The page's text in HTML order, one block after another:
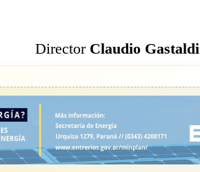
Director Claudio Gastaldi